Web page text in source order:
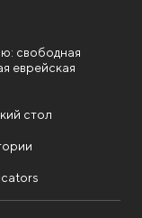
свободная
еврейская
стол